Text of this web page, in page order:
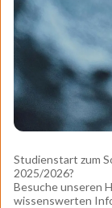
Studienstart zum
2025/2026?
Besuche unseren
wissenswerten